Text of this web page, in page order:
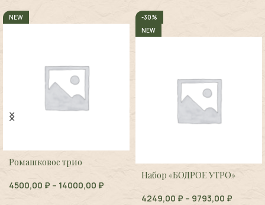
NEW
Ромашковое трио
4500,00 ₽ – 14000,00 ₽
-30%
NEW
Набор «БОДРОЕ УТРО»
4249,00 ₽ – 9793,00 ₽